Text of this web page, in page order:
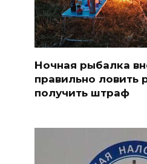
Ночная рыбалка
правильно ловить
получить штраф